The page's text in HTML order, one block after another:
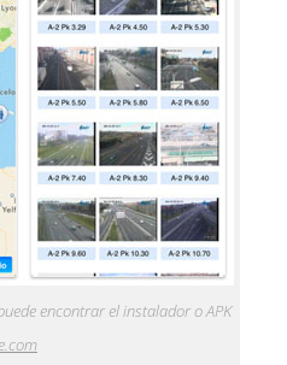
encontrar el instalador o APK